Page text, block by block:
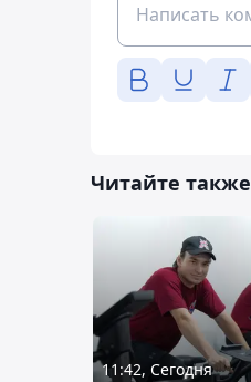
Читайте также
11:42, Сегодня